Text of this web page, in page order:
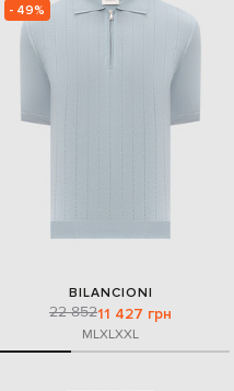
- 49%
BILANCIONI
22 85211 427 грн
MLXLXXL